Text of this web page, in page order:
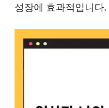
성장에 효과적입니다.